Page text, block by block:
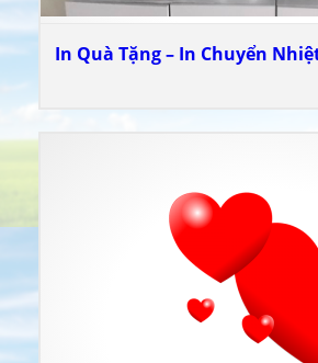
In Quà Tặng – In Chuyển